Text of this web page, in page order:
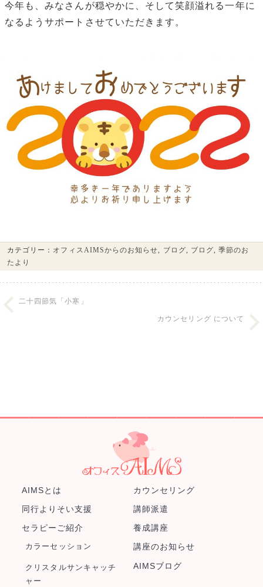
今年も、みなさんが穏やかに、そして笑顔溢れる一年に
なるようサポートさせていただきます。
カテゴリー： オフィスAIMSからのお知らせ, ブログ, ブログ,季節のお
たより
二十四節気「小寒」
カウンセリング について
AIMSとは カウンセリング
同行よりそい支援 講師派遣
セラピーご紹介
カラーセッション
クリスタルサンキャッチ
ャー
養成講座
講座のお知らせ
AIMSブログ